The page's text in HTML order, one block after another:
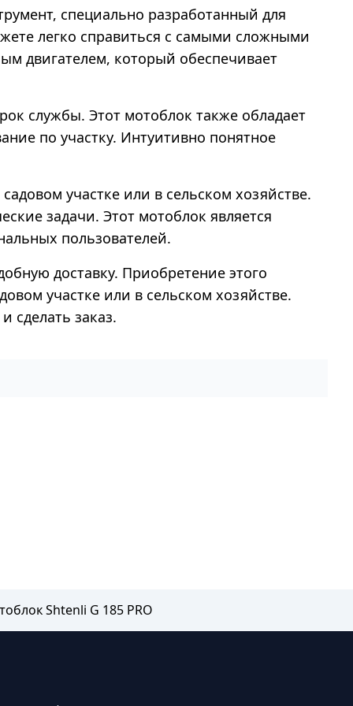
специально разработанный для
легко справиться с самыми сложными
двигателем, который обеспечивает
службы. Этот мотоблок также обладает
по участку. Интуитивно понятное
участке или в сельском хозяйстве.
задачи. Этот мотоблок является
пользователей.
доставку. Приобретение этого
участке или в сельском хозяйстве.
сделать заказ.
Shtenli G 185 PRO